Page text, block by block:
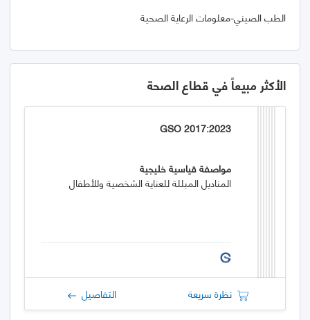
الطب الصيني-معلومات الرعاية الصحية
الأكثر مبيعاً في قطاع الصحة
GSO 2017:2023
مواصفة قياسية خليجية
المناديل المبللة للعناية الشخصية وللأطفال
نظرة سريعة التفاصيل